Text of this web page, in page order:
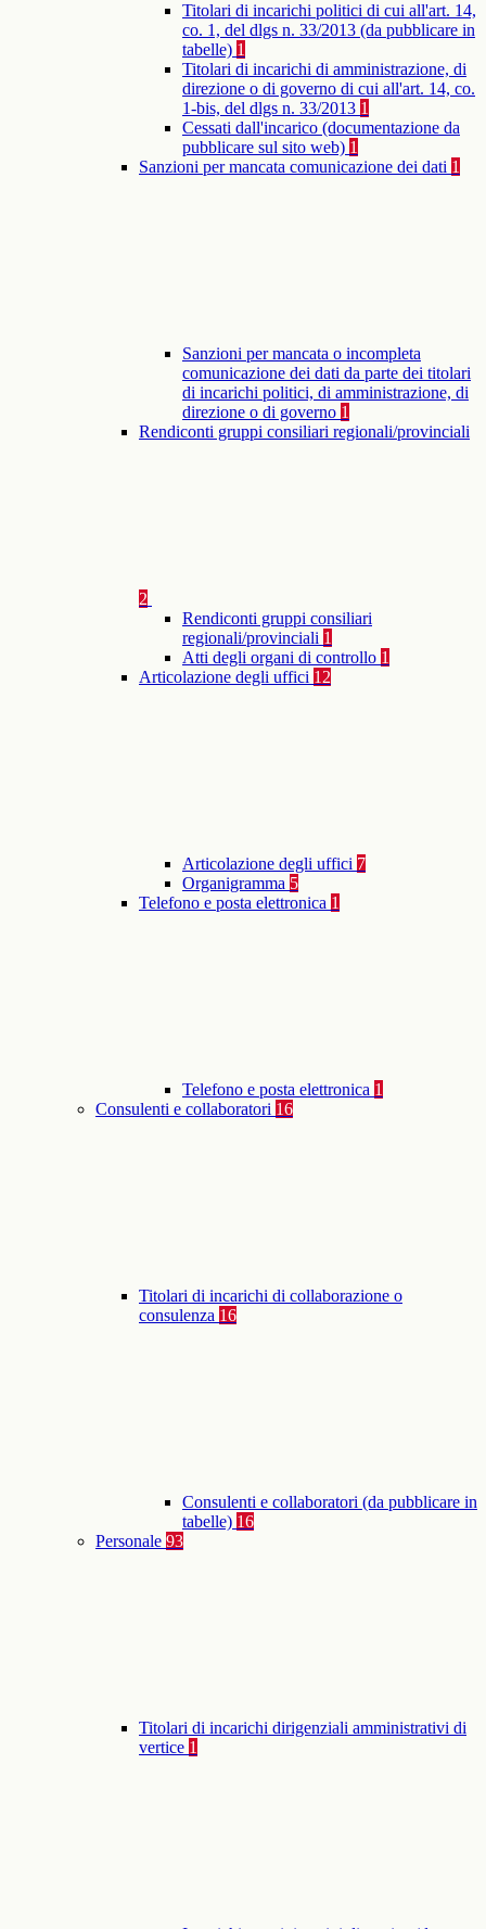
Titolari di incarichi politici di cui all'art. 14,
co. 1, del dlgs n. 33/2013 (da pubblicare in
tabelle) 1
Titolari di incarichi di amministrazione, di
direzione o di governo di cui all'art. 14, co.
1-bis, del dlgs n. 33/2013 1
Cessati dall'incarico (documentazione da
pubblicare sul sito web) 1
Sanzioni per mancata comunicazione dei dati 1
Sanzioni per mancata o incompleta
comunicazione dei dati da parte dei titolari
di incarichi politici, di amministrazione, di
direzione o di governo 1
Rendiconti gruppi consiliari regionali/provinciali
2
Rendiconti gruppi consiliari
regionali/provinciali 1
Atti degli organi di controllo 1
Articolazione degli uffici 12
Articolazione degli uffici 7
Organigramma 5
Telefono e posta elettronica 1
Telefono e posta elettronica 1
Consulenti e collaboratori 16
Titolari di incarichi di collaborazione o
consulenza 16
Consulenti e collaboratori (da pubblicare in
tabelle) 16
Personale 93
Titolari di incarichi dirigenziali amministrativi di
vertice 1